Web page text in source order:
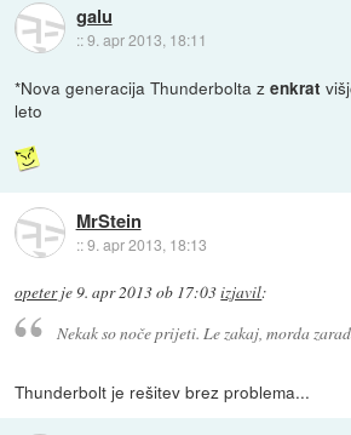
galu
::9. apr 2013, 18:11
*Nova generacija Thunderbolta zenkrat
leto
MrStein
::9. apr 2013, 18:13
opeterje9. apr 2013 ob 17:03izjavil:
Nekak so noče prijeti. Le zakaj, morda
Thunderbolt je rešitev brez problema...